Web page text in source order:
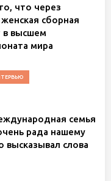
что через
сборная
в высшем
мира
семья
рада нашему
высказывал слова